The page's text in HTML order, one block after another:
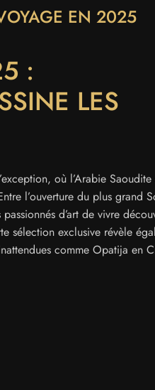
EN 2025
:
LES
où l’Arabie
l’ouverture du plus grand
d’art de vivre
sélection exclusive révèle
comme Opatija en